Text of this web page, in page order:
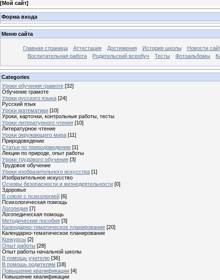
[Мой сайт]
Форма входа
Меню сайта
Главная страница Аттестация Достижения История школы
Новости
Воспитательная работа
Родительский всеобуч Тесты Фотоальбомы
Categories
Уроки обучения грамоте [32]
Обучение грамоте
Уроки русского языка [24]
Русский язык
Уроки математики [10]
Уроки, карточки, контрольные работы, тесты
Уроки литературного чтения [10]
Литературное чтение
Уроки окружающего мира [11]
Природоведение
Статьи по природоведению [1]
Лекции по природе, опыт работы
Уроки трудового обучения [3]
Трудовое обучение
Уроки изобразительного искусства [1]
Изобразительное искусство
Основы безопасности и жизнедеятельности [0]
Здоровье
В союзе с психологией [6]
Психологическая помощь
Логопедия [7]
Логопедическая помощь
Методические пособия [3]
Календарно-тематическое планирование [20]
Календарно-тематическое планирование
Конкурсы [2]
Опыт работы [28]
Опыт работы начальной школы
В помощь учителю [36]
В помощь родителям [18]
Повышение квалификации [4]
Повышение квалификации